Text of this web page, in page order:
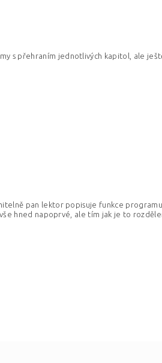
s přehraním jednotlivých kapitol, ale
pan lektor popisuje funkce
hned napoprvé, ale tím jak je to